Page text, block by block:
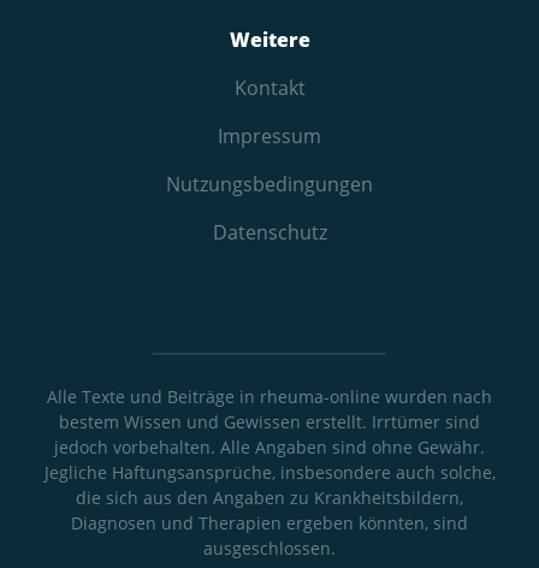
Weitere
Kontakt
Impressum
Nutzungs­bedingungen
Datenschutz
Alle Texte und Beiträge in rheuma-online wurden nach
bestem Wissen und Gewissen erstellt. Irrtümer sind
jedoch vorbehalten. Alle Angaben sind ohne Gewähr.
Jegliche Haftungsansprüche, insbesondere auch solche,
die sich aus den Angaben zu Krankheitsbildern,
Diagnosen und Therapien ergeben könnten, sind
ausgeschlossen.